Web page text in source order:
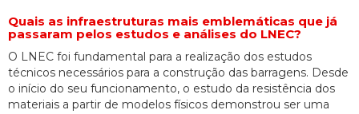
Quais as infraestruturas mais emblemáticas que já
passaram pelos estudos e análises do LNEC?
O LNEC foi fundamental para a realização dos estudos
técnicos necessários para a construção das barragens. Desde
o início do seu funcionamento, o estudo da resistência dos
materiais a partir de modelos físicos demonstrou ser uma